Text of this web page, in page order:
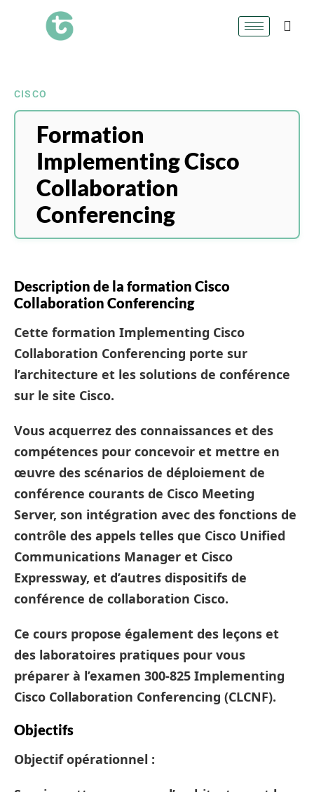
CISCO
Formation
Implementing Cisco
Collaboration
Conferencing
Description de la formation Cisco
Collaboration Conferencing
Cette formation Implementing Cisco
Collaboration Conferencing porte sur
l’architecture et les solutions de conférence
sur le site Cisco.
Vous acquerrez des connaissances et des
compétences pour concevoir et mettre en
œuvre des scénarios de déploiement de
conférence courants de Cisco Meeting
Server, son intégration avec des fonctions de
contrôle des appels telles que Cisco Unified
Communications Manager et Cisco
Expressway, et d’autres dispositifs de
conférence de collaboration Cisco.
Ce cours propose également des leçons et
des laboratoires pratiques pour vous
préparer à l’examen 300-825 Implementing
Cisco Collaboration Conferencing (CLCNF).
Objectifs
Objectif opérationnel :